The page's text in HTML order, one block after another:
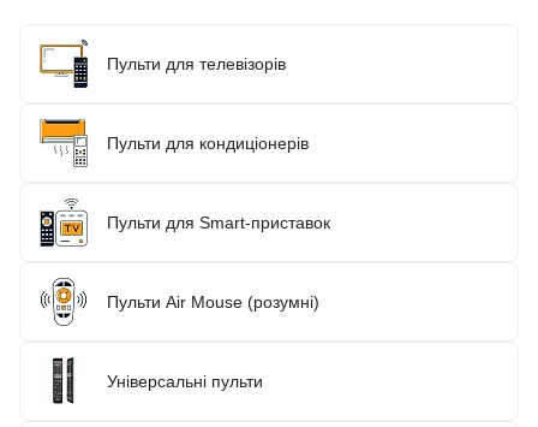
Пульти для телевізорів
Пульти для кондиціонерів
Пульти для Smart-приставок
Пульти Air Mouse (розумні)
Універсальні пульти